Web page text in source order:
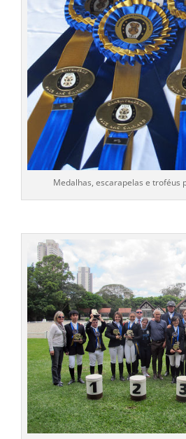
Medalhas, escarapelas e troféus